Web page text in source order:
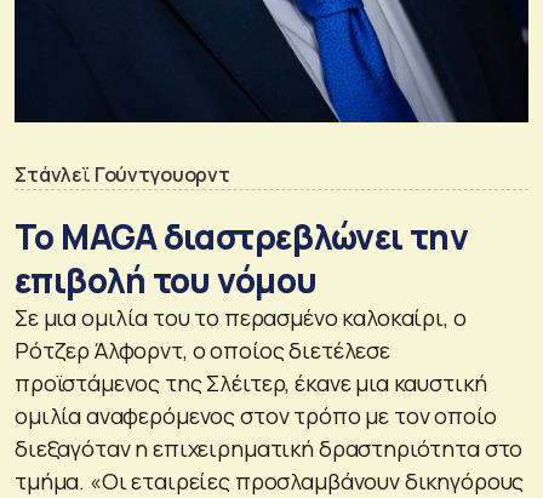
Στάνλεϊ Γούντγουορντ
Το MAGA διαστρεβλώνει την
επιβολή του νόμου
Σε μια ομιλία του το περασμένο καλοκαίρι, ο
Ρότζερ Άλφορντ, ο οποίος διετέλεσε
προϊστάμενος της Σλέιτερ, έκανε μια καυστική
ομιλία αναφερόμενος στον τρόπο με τον οποίο
διεξαγόταν η επιχειρηματική δραστηριότητα στο
τμήμα. «Οι εταιρείες προσλαμβάνουν δικηγόρους